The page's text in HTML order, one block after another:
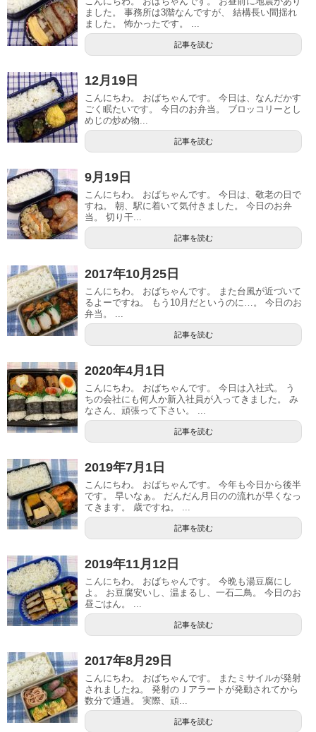
ました。 事務所は3階なんですが、 結構長い間揺れ
ました。 怖かったです。 ...
記事を読む
12月19日
こんにちわ。 おばちゃんです。 今日は、なんだかす
ごく眠たいです。 今日のお弁当。 ブロッコリーとし
めじの炒め物...
記事を読む
9月19日
こんにちわ。 おばちゃんです。 今日は、敬老の日で
すね。 朝、駅に着いて気付きました。 今日のお弁
当。 切り干...
記事を読む
2017年10月25日
こんにちわ。 おばちゃんです。 また台風が近づいて
るよーですね。 もう10月だというのに…。 今日のお
弁当。 ...
記事を読む
2020年4月1日
こんにちわ。 おばちゃんです。 今日は入社式。 う
ちの会社にも何人か新入社員が入ってきました。 み
なさん、頑張って下さい。 ...
記事を読む
2019年7月1日
こんにちわ。 おばちゃんです。 今年も今日から後半
です。 早いなぁ。 だんだん月日のの流れが早くなっ
てきます。 歳ですね。 ...
記事を読む
2019年11月12日
こんにちわ。 おばちゃんです。 今晩も湯豆腐にし
よ。 お豆腐安いし、温まるし、一石二鳥。 今日のお
昼ごはん。 ...
記事を読む
2017年8月29日
こんにちわ。 おばちゃんです。 またミサイルが発射
されましたね。 発射のＪアラートが発動されてから
数分で通過。 実際、頑...
記事を読む